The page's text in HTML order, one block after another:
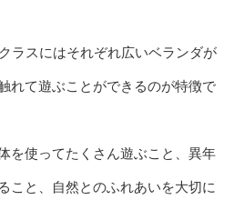
ラスにはそれぞれ広いベランダが
れて遊ぶことができるのが特徴で
を使ってたくさん遊ぶこと、異年
こと、自然とのふれあいを大切に